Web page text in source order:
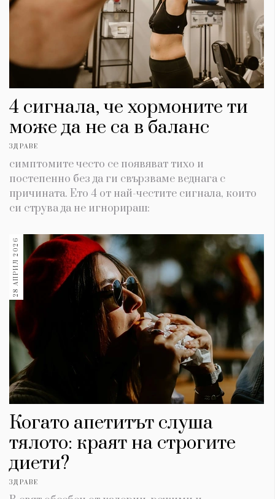
4 сигнала, че хормоните ти
може да не са в баланс
ЗДРАВЕ
симптомите често се появяват тихо и
постепенно без да ги свързваме веднага с
причината. Ето 4 от най-честите сигнала, които
си струва да не игнорираш:
28 АПРИЛ 2026
Когато апетитът слуша
тялото: краят на строгите
диети?
ЗДРАВЕ